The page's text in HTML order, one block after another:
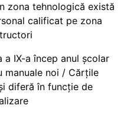
zona tehnologică există
calificat pe zona
a IX-a încep anul școlar
manuale noi / Cărțile
diferă în funcție de